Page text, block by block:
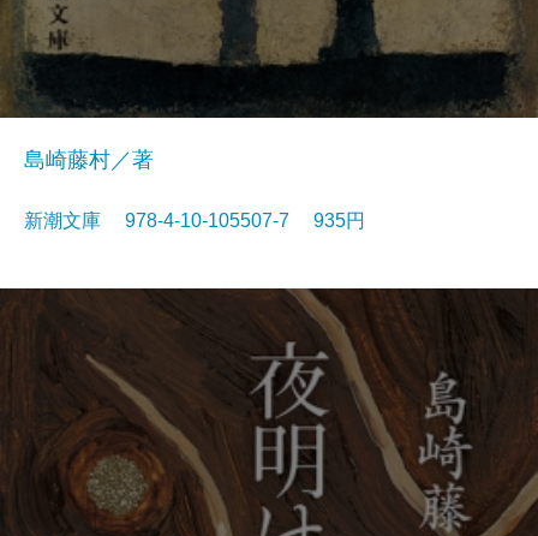
島崎藤村／著
新潮文庫 978-4-10-105507-7 935円